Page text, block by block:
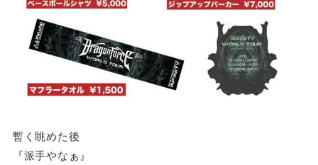
暫く眺めた後
『派手やなぁ』